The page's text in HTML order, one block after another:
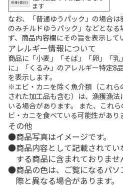
ます
なお、「普通ゆうパック」の場合
のみチルドゆうパック」などとな
ず、商品内容欄にその旨を表示して
アレルギー情報について
商品に「小麦」「そば」「卵」「
に」「くるみ」のアレルギー特定8
を表示します。
※エビ・カニを除く魚介類（これら
された加工品も含む）は、漁獲漁
いる場合があります。 また、これ
ビ・カニを食べている可能性があり
その他
商品写真はイメージです。
商品内容として記載されて
する商品に含まれておりませ
商品の色は、ご覧になるパ
際と異なる場合があります。